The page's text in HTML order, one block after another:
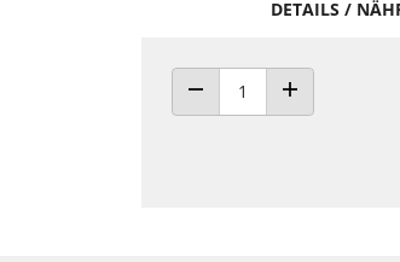
DETAILS /
ANZAHL VERRINGERN
ANZAHL